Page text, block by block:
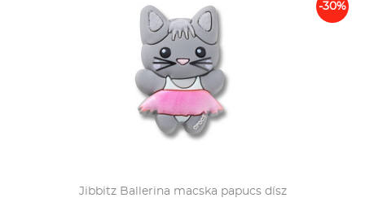
Téli termékek előre ár szerint növekvő
Téli új termékek előre
Nyári termékek előre ár szerint növekvő
Nyári új termékek előre
-30%
Jibbitz Ballerina macska papucs dísz